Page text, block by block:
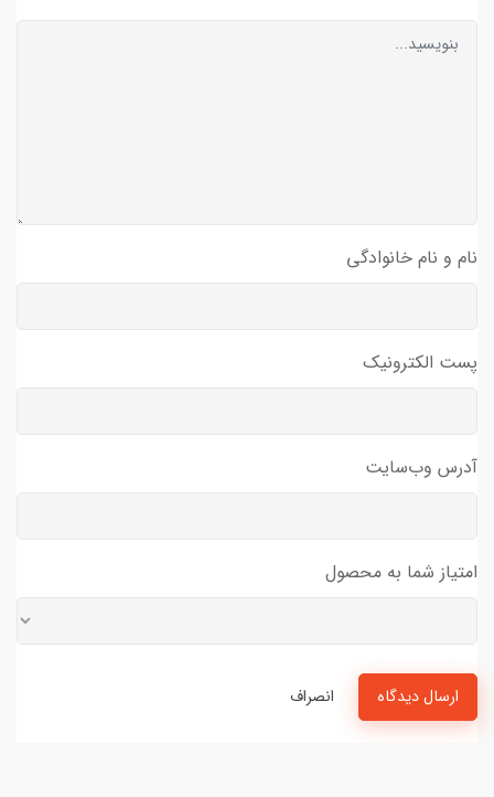
نام و نام خانوادگی
پست الکترونیک
آدرس وب‌سایت
امتیاز شما به محصول
ارسال دیدگاه انصراف